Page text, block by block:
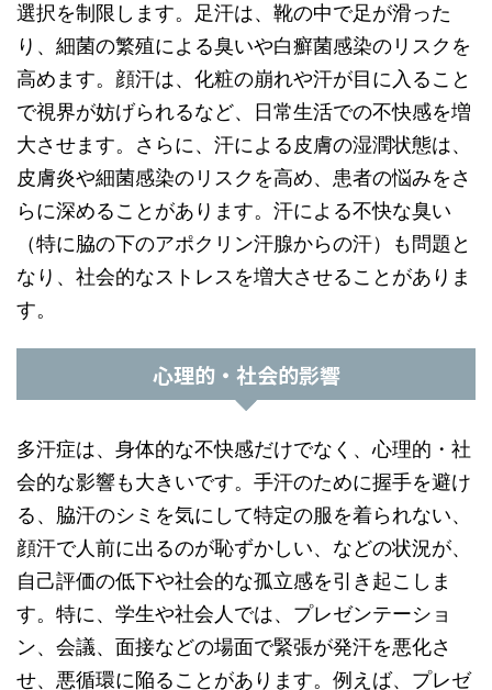
選択を制限します。足汗は、靴の中で足が滑った
り、細菌の繁殖による臭いや白癬菌感染のリスクを
高めます。顔汗は、化粧の崩れや汗が目に入ること
で視界が妨げられるなど、日常生活での不快感を増
大させます。さらに、汗による皮膚の湿潤状態は、
皮膚炎や細菌感染のリスクを高め、患者の悩みをさ
らに深めることがあります。汗による不快な臭い
（特に脇の下のアポクリン汗腺からの汗）も問題と
なり、社会的なストレスを増大させることがありま
す。
心理的・社会的影響
多汗症は、身体的な不快感だけでなく、心理的・社
会的な影響も大きいです。手汗のために握手を避け
る、脇汗のシミを気にして特定の服を着られない、
顔汗で人前に出るのが恥ずかしい、などの状況が、
自己評価の低下や社会的な孤立感を引き起こしま
す。特に、学生や社会人では、プレゼンテーショ
ン、会議、面接などの場面で緊張が発汗を悪化さ
せ、悪循環に陥ることがあります。例えば、プレゼ